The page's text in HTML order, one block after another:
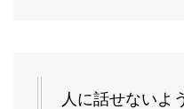
人に話せないよ